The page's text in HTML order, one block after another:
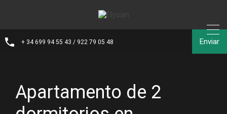
+ 34 699 94 55 43 / 922 79 05 48 Enviar
Apartamento de 2